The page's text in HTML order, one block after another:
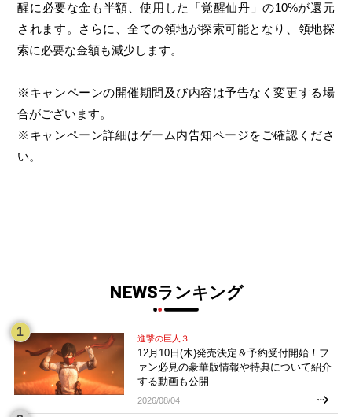
醒に必要な金も半額、使用した「覚醒仙丹」の10%が還元
されます。さらに、全ての領地が探索可能となり、領地探
索に必要な金額も減少します。
※キャンペーンの開催期間及び内容は予告なく変更する場
合がございます。
※キャンペーン詳細はゲーム内告知ページをご確認くださ
い。
NEWSランキング
進撃の巨人３
12月10日(木)発売決定＆予約受付開始！フ
ァン必見の豪華版情報や特典について紹介
する動画も公開
2026/08/04